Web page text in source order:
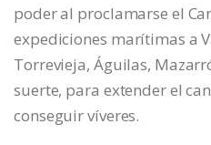
poder al proclamarse el
expediciones marítimas a
Torrevieja, Águilas,
suerte, para extender el
conseguir víveres.